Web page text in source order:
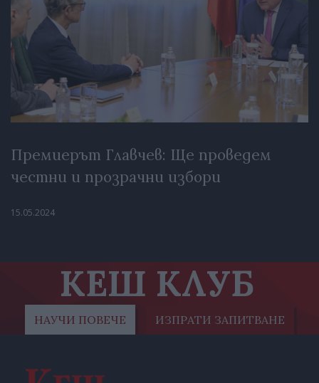
Премиерът Главчев: Ще проведем
честни и прозрачни избори
15.05.2024
КЕШ КЛУБ
НАУЧИ ПОВЕЧЕ ИЗПРАТИ ЗАПИТВАНЕ